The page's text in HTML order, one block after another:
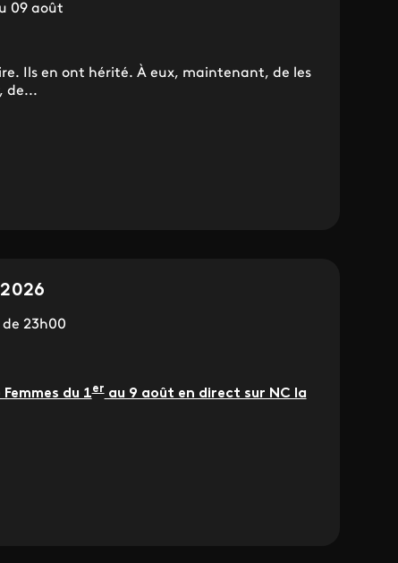
09 août
Ils en ont hérité. À eux, maintenant, de les
de...
23h00
du 1erau 9 août en direct sur NC la